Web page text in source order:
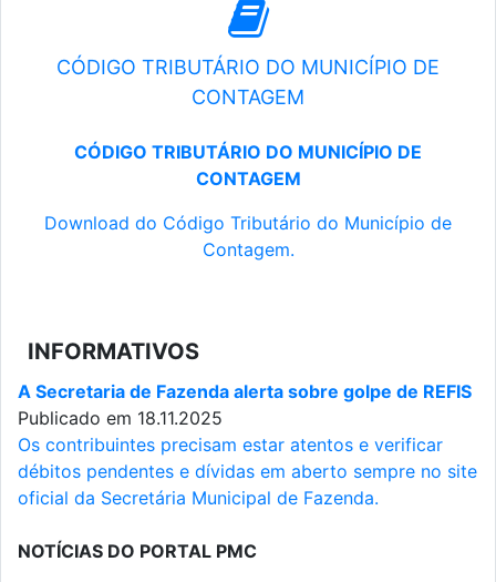
CÓDIGO TRIBUTÁRIO DO MUNICÍPIO DE
CONTAGEM
CÓDIGO TRIBUTÁRIO DO MUNICÍPIO DE
CONTAGEM
Download do Código Tributário do Município de
Contagem.
INFORMATIVOS
A Secretaria de Fazenda alerta sobre golpe de REFIS
Publicado em 18.11.2025
Os contribuintes precisam estar atentos e verificar
débitos pendentes e dívidas em aberto sempre no site
oficial da Secretária Municipal de Fazenda.
NOTÍCIAS DO PORTAL PMC